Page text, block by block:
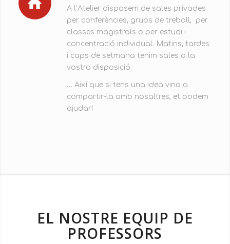
A l’Atelier disposem de sales privades
per conferències, grups de treball, per
classes magistrals o per estudi i
concentració individual. Matins, tardes
i caps de setmana tenim sales a la
vostra disposició.
… Així que si tens una idea vina a
compartir-la amb nosaltres, et podem
ajudar!
EL NOSTRE EQUIP DE
PROFESSORS